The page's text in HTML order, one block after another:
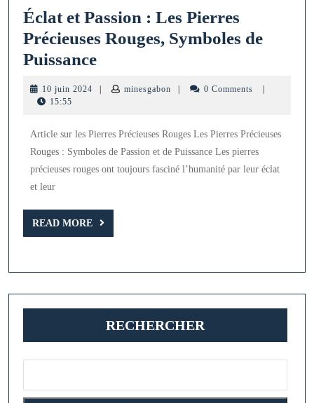
Éclat et Passion : Les Pierres
Précieuses Rouges, Symboles de
PuissanceÉclat
Les
Pierres
Rouges,
Symboles
Puissance
10 juin 2024 10
minesgabon minesgabon0 Comments
15:55
Article sur les Pierres Précieuses Rouges Les Pierres Précieuses
Rouges : Symboles de Passion et de Puissance Les pierres
précieuses rouges ont toujours fasciné l’humanité par leur éclat
et leur
READ MORE
READ
MORE
RECHERCHER